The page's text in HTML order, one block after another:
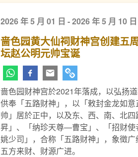
2026 年 5 月 01 日 - 2026 年 5 月 10 日
啬色园黄大仙祠财神宫创建
坛赵公明元帅宝诞
啬色园财神宫於2021年落成，以弘扬
供奉「五路财神」，以「敕封金龙如
帅」居於正中，以及东、西、南、北
昇」、「纳珍天尊—曹宝」、「招财
姚少司」，合称「五路财神」，象徵
五方来财、财源广进。